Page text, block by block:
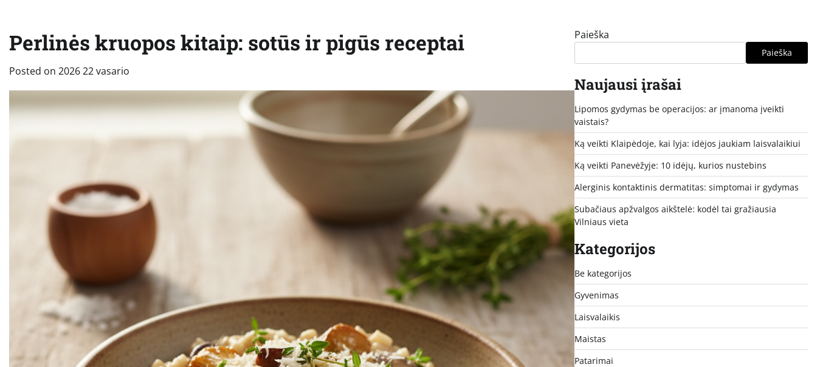
Perlinės kruopos kitaip: sotūs ir pigūs receptai
Posted on 2026 22 vasario
Paieška
Paieška
Naujausi įrašai
Lipomos gydymas be operacijos: ar įmanoma įveikti
vaistais?
Ką veikti Klaipėdoje, kai lyja: idėjos jaukiam laisvalaikiui
Ką veikti Panevėžyje: 10 idėjų, kurios nustebins
Alerginis kontaktinis dermatitas: simptomai ir gydymas
Subačiaus apžvalgos aikštelė: kodėl tai gražiausia
Vilniaus vieta
Kategorijos
Be kategorijos
Gyvenimas
Laisvalaikis
Maistas
Patarimai